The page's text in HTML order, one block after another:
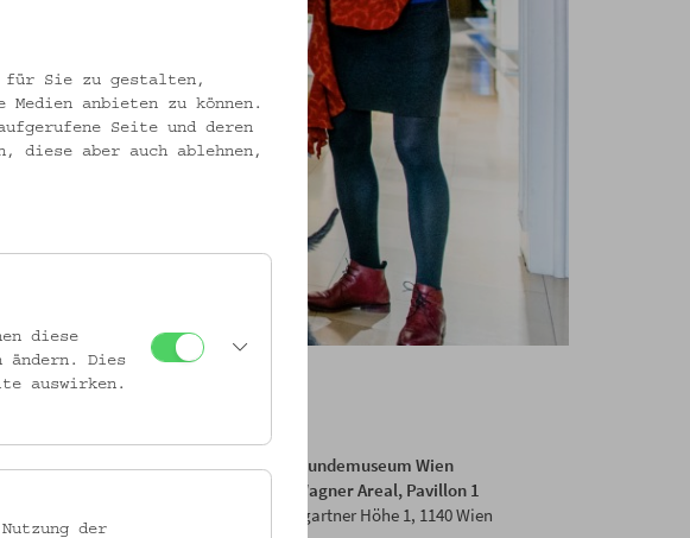
Volkskundemuseum Wien
Otto Wagner Areal, Pavillon 1
Baumgartner Höhe 1, 1140 Wien
für Sie zu gestalten,
anbieten zu können.
Seite und deren
diese aber auch ablehnen,
diese
ändern. Dies
auswirken.
der